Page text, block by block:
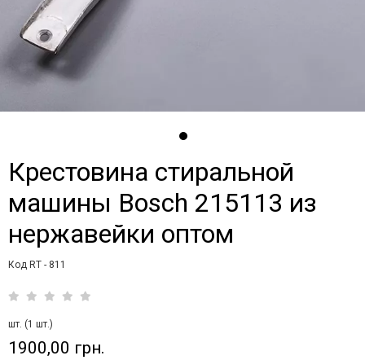
Крестовина стиральной
машины Bosch 215113 из
нержавейки оптом
Код RT - 811
шт. (1 шт.)
1900,00 грн.